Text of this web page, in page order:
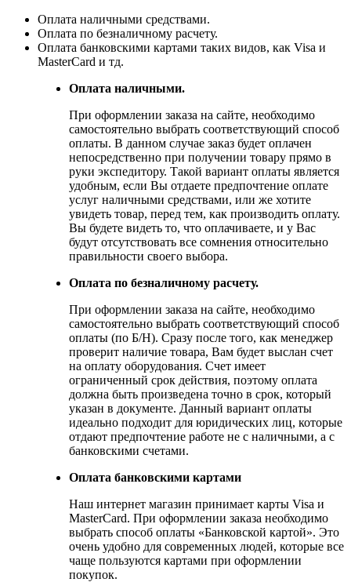
Оплата наличными средствами.
Оплата по безналичному расчету.
Оплата банковскими картами таких видов, как Visa и
MasterCard и тд.
Оплата наличными.
При оформлении заказа на сайте, необходимо
самостоятельно выбрать соответствующий способ
оплаты. В данном случае заказ будет оплачен
непосредственно при получении товару прямо в
руки экспедитору. Такой вариант оплаты является
удобным, если Вы отдаете предпочтение оплате
услуг наличными средствами, или же хотите
увидеть товар, перед тем, как производить оплату.
Вы будете видеть то, что оплачиваете, и у Вас
будут отсутствовать все сомнения относительно
правильности своего выбора.
Оплата по безналичному расчету.
При оформлении заказа на сайте, необходимо
самостоятельно выбрать соответствующий способ
оплаты (по Б/Н). Сразу после того, как менеджер
проверит наличие товара, Вам будет выслан счет
на оплату оборудования. Счет имеет
ограниченный срок действия, поэтому оплата
должна быть произведена точно в срок, который
указан в документе. Данный вариант оплаты
идеально подходит для юридических лиц, которые
отдают предпочтение работе не с наличными, а с
банковскими счетами.
Оплата банковскими картами
Наш интернет магазин принимает карты Visa и
MasterCard. При оформлении заказа необходимо
выбрать способ оплаты «Банковской картой». Это
очень удобно для современных людей, которые все
чаще пользуются картами при оформлении
покупок.